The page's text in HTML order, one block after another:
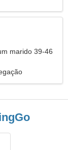
marido 39-46